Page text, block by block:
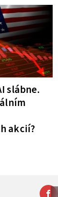
slábne.
akcií?